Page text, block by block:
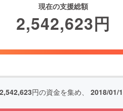
現在の支援総額
2,542,623円
2,542,623円の資金を集め、 2018/01/